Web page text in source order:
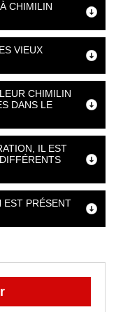
CHIMILIN
VIEUX
CHIMILIN
DANS LE
IL EST
EST PRÉSENT